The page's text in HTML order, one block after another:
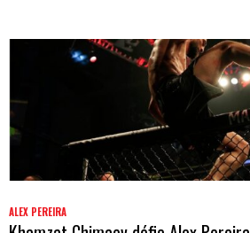
ALEX PEREIRA